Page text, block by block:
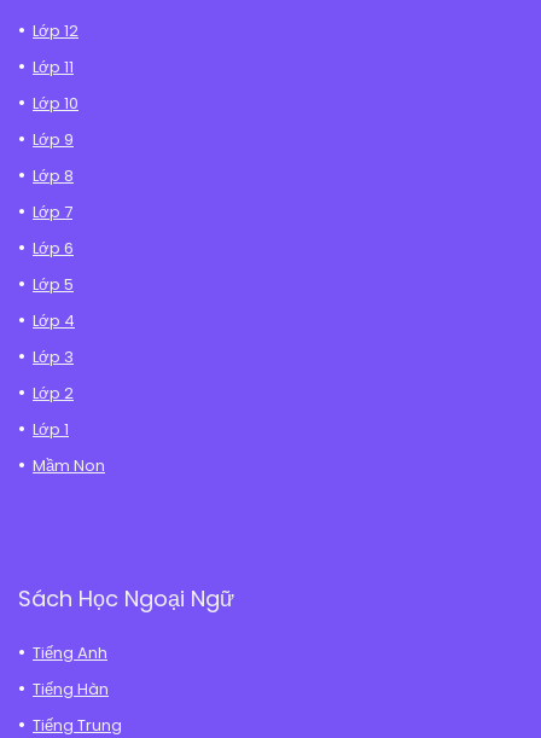
Lớp 12
Lớp 11
Lớp 10
Lớp 9
Lớp 8
Lớp 7
Lớp 6
Lớp 5
Lớp 4
Lớp 3
Lớp 2
Lớp 1
Mầm Non
Sách Học Ngoại Ngữ
Tiếng Anh
Tiếng Hàn
Tiếng Trung